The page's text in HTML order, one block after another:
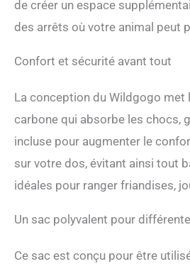
de créer un espace
des arrêts où votre animal peut
Confort et sécurité avant tout
La conception du Wildgogo met
carbone qui absorbe les chocs,
incluse pour augmenter le
sur votre dos, évitant ainsi tout
idéales pour ranger friandises,
Un sac polyvalent pour
Ce sac est conçu pour être